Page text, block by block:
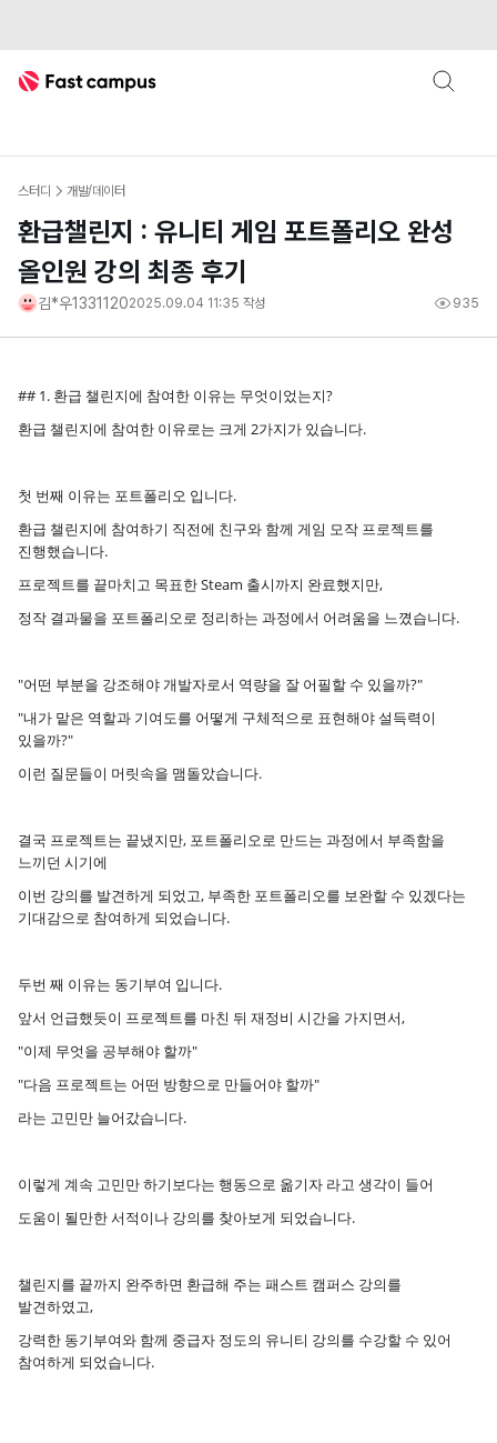
Fast Campus
스터디 개발/데이터
환급챌린지 : 유니티 게임 포트폴리오 완성
올인원 강의 최종 후기
김*우13311202025.09.04 11:35 작성 935
## 1. 환급 챌린지에 참여한 이유는 무엇이었는지?
환급 챌린지에 참여한 이유로는 크게 2가지가 있습니다.
첫 번째 이유는 포트폴리오 입니다.
환급 챌린지에 참여하기 직전에 친구와 함께 게임 모작 프로젝트를
진행했습니다.
프로젝트를 끝마치고 목표한 Steam 출시까지 완료했지만,
정작 결과물을 포트폴리오로 정리하는 과정에서 어려움을 느꼈습니다.
"어떤 부분을 강조해야 개발자로서 역량을 잘 어필할 수 있을까?"
"내가 맡은 역할과 기여도를 어떻게 구체적으로 표현해야 설득력이
있을까?"
이런 질문들이 머릿속을 맴돌았습니다.
결국 프로젝트는 끝냈지만, 포트폴리오로 만드는 과정에서 부족함을
느끼던 시기에
이번 강의를 발견하게 되었고, 부족한 포트폴리오를 보완할 수 있겠다는
기대감으로 참여하게 되었습니다.
두번 째 이유는 동기부여 입니다.
앞서 언급했듯이 프로젝트를 마친 뒤 재정비 시간을 가지면서,
"이제 무엇을 공부해야 할까"
"다음 프로젝트는 어떤 방향으로 만들어야 할까"
라는 고민만 늘어갔습니다.
이렇게 계속 고민만 하기보다는 행동으로 옮기자 라고 생각이 들어
도움이 될만한 서적이나 강의를 찾아보게 되었습니다.
챌린지를 끝까지 완주하면 환급해 주는 패스트 캠퍼스 강의를
발견하였고,
강력한 동기부여와 함께 중급자 정도의 유니티 강의를 수강할 수 있어
참여하게 되었습니다.